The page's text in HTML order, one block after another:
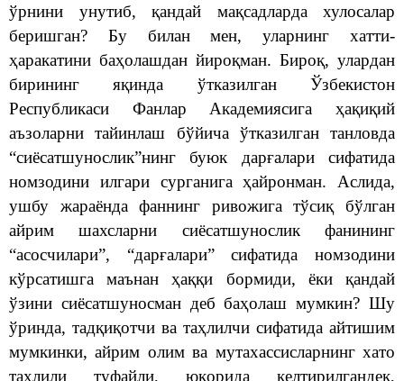
ўрнини унутиб, қандай мақсадларда хулосалар
беришган? Бу билан мен, уларнинг хатти-
ҳаракатини баҳолашдан йироқман. Бироқ, улардан
бирининг яқинда ўтказилган Ўзбекистон
Республикаси Фанлар Академиясига ҳақиқий
аъзоларни тайинлаш бўйича ўтказилган танловда
“сиёсатшунослик”нинг буюк дарғалари сифатида
номзодини илгари сурганига ҳайронман. Аслида,
ушбу жараёнда фаннинг ривожига тўсиқ бўлган
айрим шахсларни сиёсатшунослик фанининг
“асосчилари”, “дарғалари” сифатида номзодини
кўрсатишга маънан ҳаққи бормиди, ёки қандай
ўзини сиёсатшуносман деб баҳолаш мумкин? Шу
ўринда, тадқиқотчи ва таҳлилчи сифатида айтишим
мумкинки, айрим олим ва мутахассисларнинг хато
таҳлили туфайли, юқорида келтирилгандек,